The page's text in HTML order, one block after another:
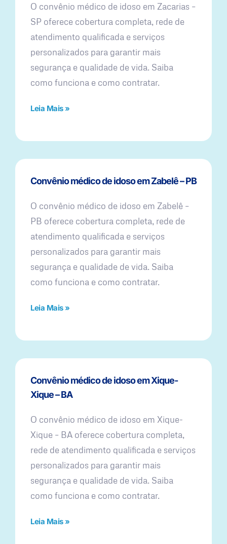
O convênio médico de idoso em Zacarias –
SP oferece cobertura completa, rede de
atendimento qualificada e serviços
personalizados para garantir mais
segurança e qualidade de vida. Saiba
como funciona e como contratar.
Leia Mais »
Convênio médico de idoso em Zabelê – PB
O convênio médico de idoso em Zabelê –
PB oferece cobertura completa, rede de
atendimento qualificada e serviços
personalizados para garantir mais
segurança e qualidade de vida. Saiba
como funciona e como contratar.
Leia Mais »
Convênio médico de idoso em Xique-
Xique – BA
O convênio médico de idoso em Xique-
Xique – BA oferece cobertura completa,
rede de atendimento qualificada e serviços
personalizados para garantir mais
segurança e qualidade de vida. Saiba
como funciona e como contratar.
Leia Mais »